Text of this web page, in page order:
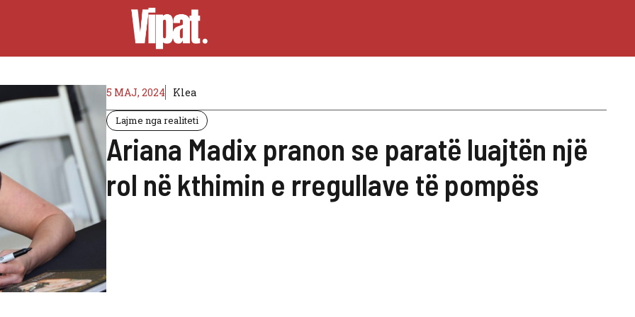
5 MAJ, 2024 Klea
Lajme nga realiteti
Ariana Madix pranon se paratë luajtën një
rol në kthimin e rregullave të pompës